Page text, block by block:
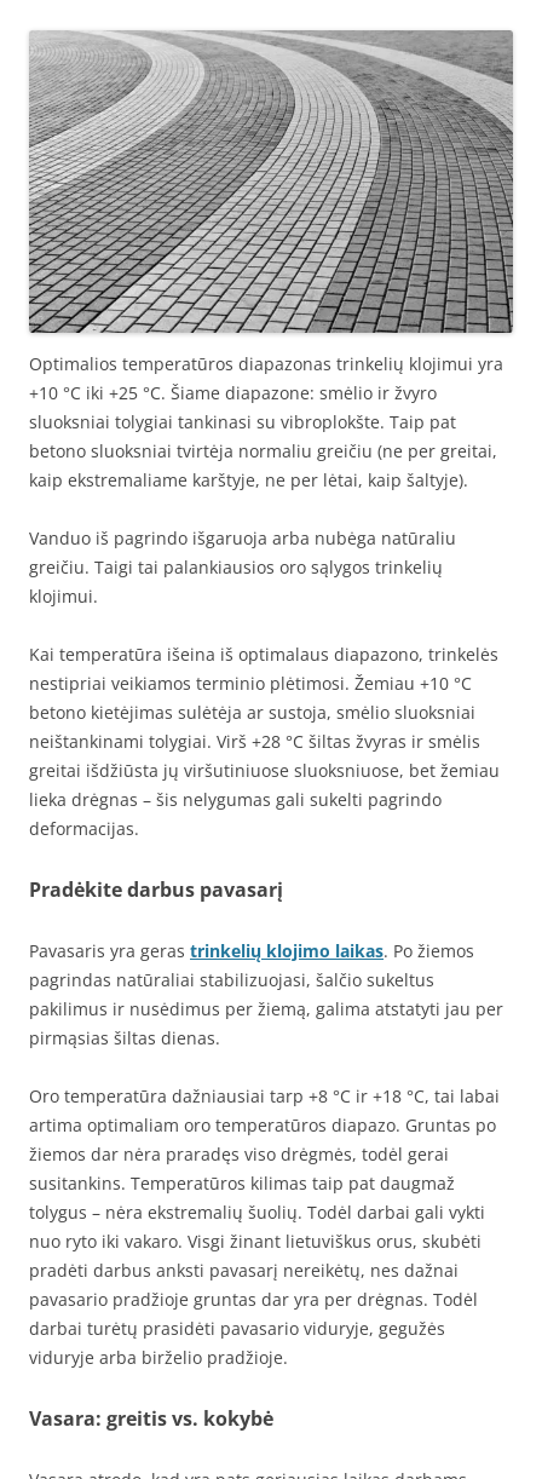
Optimalios temperatūros diapazonas trinkelių klojimui yra
+10 °C iki +25 °C. Šiame diapazone: smėlio ir žvyro
sluoksniai tolygiai tankinasi su vibroplokšte. Taip pat
betono sluoksniai tvirtėja normaliu greičiu (ne per greitai,
kaip ekstremaliame karštyje, ne per lėtai, kaip šaltyje).
Vanduo iš pagrindo išgaruoja arba nubėga natūraliu
greičiu. Taigi tai palankiausios oro sąlygos trinkelių
klojimui.
Kai temperatūra išeina iš optimalaus diapazono, trinkelės
nestipriai veikiamos terminio plėtimosi. Žemiau +10 °C
betono kietėjimas sulėtėja ar sustoja, smėlio sluoksniai
neištankinami tolygiai. Virš +28 °C šiltas žvyras ir smėlis
greitai išdžiūsta jų viršutiniuose sluoksniuose, bet žemiau
lieka drėgnas – šis nelygumas gali sukelti pagrindo
deformacijas.
Pradėkite darbus pavasarį
Pavasaris yra geras trinkelių klojimo laikas. Po žiemos
pagrindas natūraliai stabilizuojasi, šalčio sukeltus
pakilimus ir nusėdimus per žiemą, galima atstatyti jau per
pirmąsias šiltas dienas.
Oro temperatūra dažniausiai tarp +8 °C ir +18 °C, tai labai
artima optimaliam oro temperatūros diapazo. Gruntas po
žiemos dar nėra praradęs viso drėgmės, todėl gerai
susitankins. Temperatūros kilimas taip pat daugmaž
tolygus – nėra ekstremalių šuolių. Todėl darbai gali vykti
nuo ryto iki vakaro. Visgi žinant lietuviškus orus, skubėti
pradėti darbus anksti pavasarį nereikėtų, nes dažnai
pavasario pradžioje gruntas dar yra per drėgnas. Todėl
darbai turėtų prasidėti pavasario viduryje, gegužės
viduryje arba birželio pradžioje.
Vasara: greitis vs. kokybė